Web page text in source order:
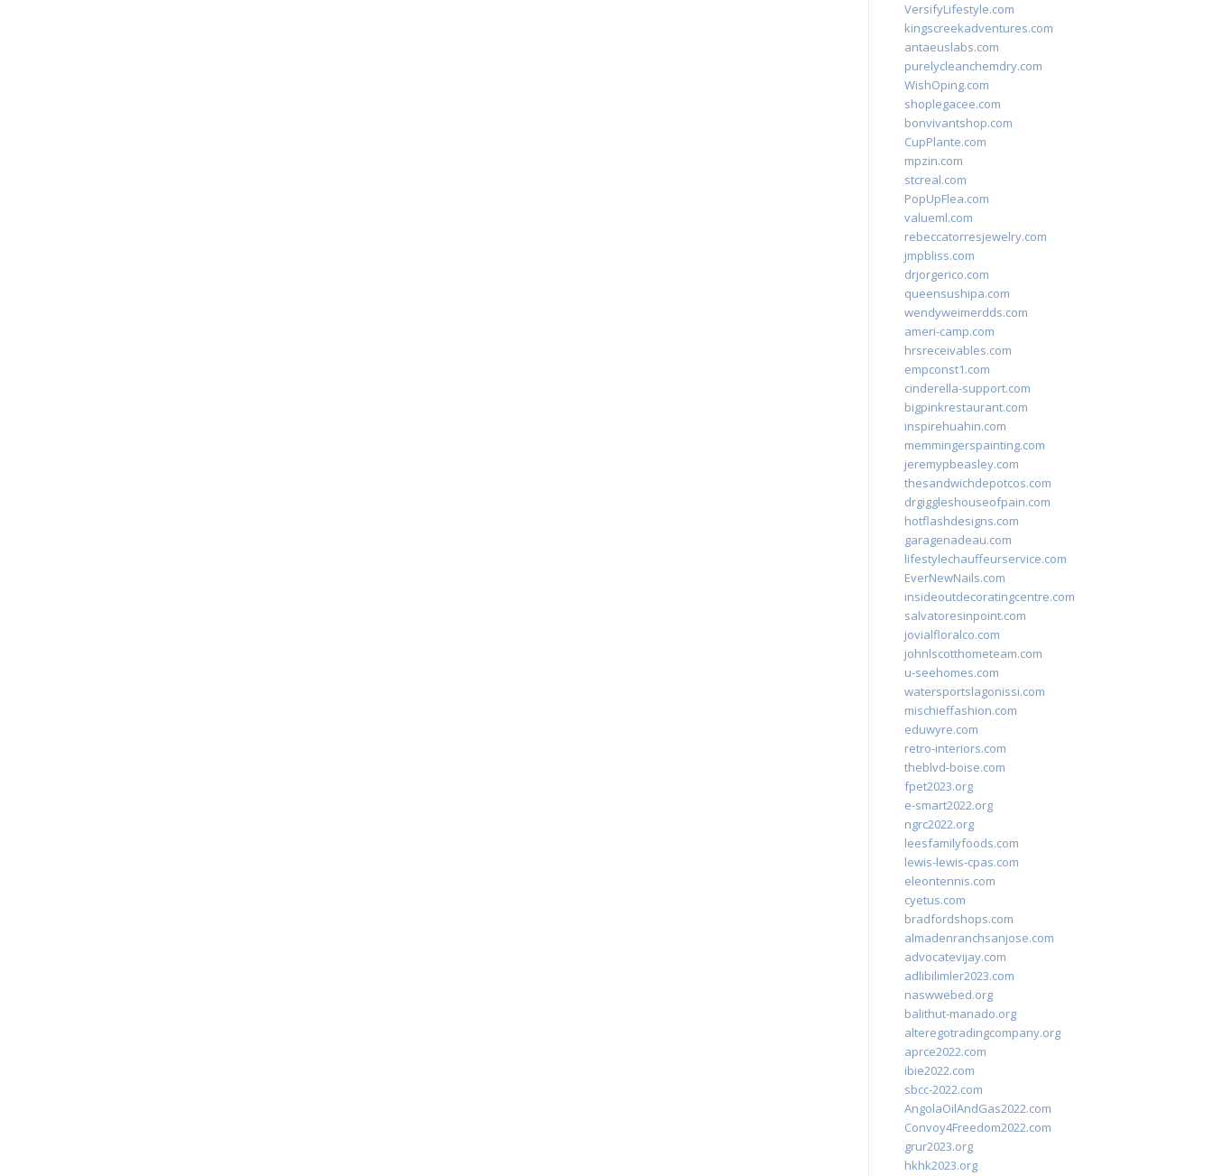
VersifyLifestyle.com
kingscreekadventures.com
antaeuslabs.com
purelycleanchemdry.com
WishOping.com
shoplegacee.com
bonvivantshop.com
CupPlante.com
mpzin.com
stcreal.com
PopUpFlea.com
valueml.com
rebeccatorresjewelry.com
jmpbliss.com
drjorgerico.com
queensushipa.com
wendyweimerdds.com
ameri-camp.com
hrsreceivables.com
empconst1.com
cinderella-support.com
bigpinkrestaurant.com
inspirehuahin.com
memmingerspainting.com
jeremypbeasley.com
thesandwichdepotcos.com
drgiggleshouseofpain.com
hotflashdesigns.com
garagenadeau.com
lifestylechauffeurservice.com
EverNewNails.com
insideoutdecoratingcentre.com
salvatoresinpoint.com
jovialfloralco.com
johnlscotthometeam.com
u-seehomes.com
watersportslagonissi.com
mischieffashion.com
eduwyre.com
retro-interiors.com
theblvd-boise.com
fpet2023.org
e-smart2022.org
ngrc2022.org
leesfamilyfoods.com
lewis-lewis-cpas.com
eleontennis.com
cyetus.com
bradfordshops.com
almadenranchsanjose.com
advocatevijay.com
adlibilimler2023.com
naswwebed.org
balithut-manado.org
alteregotradingcompany.org
aprce2022.com
ibie2022.com
sbcc-2022.com
AngolaOilAndGas2022.com
Convoy4Freedom2022.com
grur2023.org
hkhk2023.org